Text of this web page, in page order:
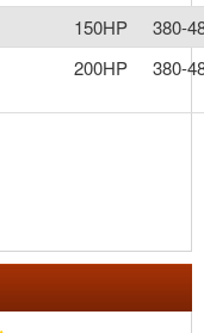
150HP
380-
200HP 380-